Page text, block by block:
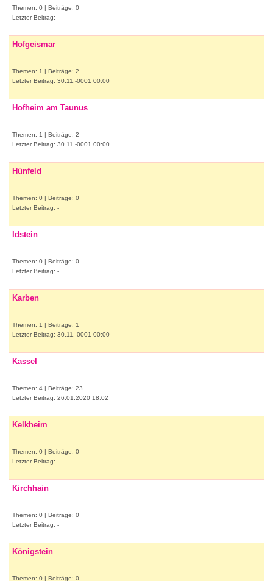
Themen: 0 | Beiträge: 0
Letzter Beitrag: -
Hofgeismar
Themen: 1 | Beiträge: 2
Letzter Beitrag: 30.11.-0001 00:00
Hofheim am Taunus
Themen: 1 | Beiträge: 2
Letzter Beitrag: 30.11.-0001 00:00
Hünfeld
Themen: 0 | Beiträge: 0
Letzter Beitrag: -
Idstein
Themen: 0 | Beiträge: 0
Letzter Beitrag: -
Karben
Themen: 1 | Beiträge: 1
Letzter Beitrag: 30.11.-0001 00:00
Kassel
Themen: 4 | Beiträge: 23
Letzter Beitrag: 26.01.2020 18:02
Kelkheim
Themen: 0 | Beiträge: 0
Letzter Beitrag: -
Kirchhain
Themen: 0 | Beiträge: 0
Letzter Beitrag: -
Königstein
Themen: 0 | Beiträge: 0